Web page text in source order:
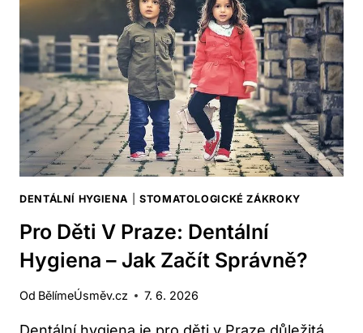
VÁŠ
PRŮVODCE
KRÁSNÝM
ÚSMĚVEM!
DENTÁLNÍ HYGIENA STOMATOLOGICKÉ ZÁKROKY
Pro Děti V Praze: Dentální
Hygiena – Jak Začít Správně?
Od BělímeÚsměv.cz 7. 6. 2026